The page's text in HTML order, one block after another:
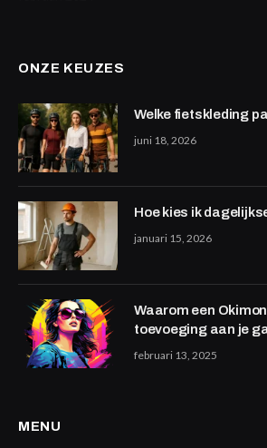
ONZE KEUZES
Welke fietskleding
juni 18, 2026
Hoe kies ik
januari 15, 2026
Waarom een
toevoeging aan je
februari 13, 2025
MENU